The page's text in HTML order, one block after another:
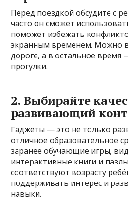
Перед поездкой обсудите с
часто он сможет
поможет избежать
экранным временем. Можно
дороге, а в остальное время
прогулки.
2. Выбирайте
развивающий
Гаджеты — это не только
отличное образовательное
заранее обучающие игры,
интерактивные книги и
соответствуют возрасту
поддерживать интерес и
навыки.